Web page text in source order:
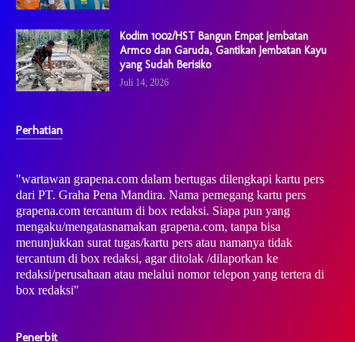
Kodim 1002/HST Bangun Empat Jembatan
Armco dan Garuda, Gantikan Jembatan Kayu
yang Sudah Berisiko
Juli 14, 2026
Perhatian
"wartawan grapena.com dalam bertugas dilengkapi kartu pers
dari PT. Graha Pena Mandira. Nama pemegang kartu pers
grapena.com tercantum di box redaksi. Siapa pun yang
mengaku/mengatasnamakan grapena.com, tanpa bisa
menunjukkan surat tugas/kartu pers atau namanya tidak
tercantum di box redaksi, agar ditolak /dilaporkan ke
redaksi/perusahaan atau melalui nomor telepon yang tertera di
box redaksi"
Penerbit